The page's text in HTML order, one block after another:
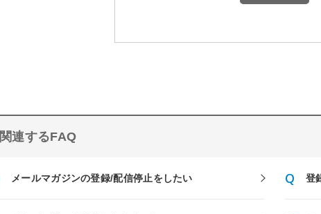
関連するFAQ
メールマガジンの登録/配信停止をしたい 登